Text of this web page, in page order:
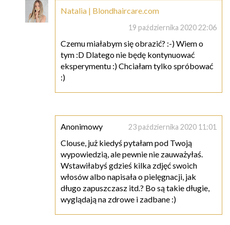
Natalia | Blondhaircare.com
19 października 2020 22:06
Czemu miałabym się obrazić? :-) Wiem o
tym :D Dlatego nie będę kontynuować
eksperymentu :) Chciałam tylko spróbować
:)
Anonimowy 23 października 2020 11:01
Clouse, już kiedyś pytałam pod Twoją
wypowiedzią, ale pewnie nie zauważyłaś.
Wstawiłabyś gdzieś kilka zdjęć swoich
włosów albo napisała o pielęgnacji, jak
długo zapuszczasz itd.? Bo są takie długie,
wyglądają na zdrowe i zadbane :)